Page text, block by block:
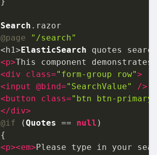
Search . razor
@page
"/search"
<h1> ElasticSearch
<p>This component
<div class="form-group row">
<input @bind="SearchValue"
/>
< button class="btn btn-primary"
</div>
@if (Quotes == null )
<p><em> Please type in your